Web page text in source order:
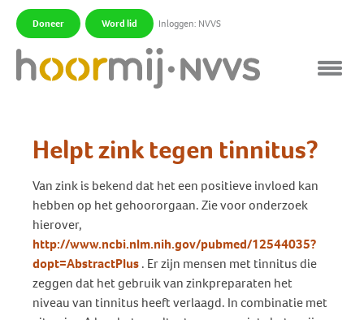
Doneer Word lid Inloggen: NVVS
Helpt zink tegen tinnitus?
Van zink is bekend dat het een positieve invloed kan
hebben op het gehoororgaan. Zie voor onderzoek
hierover,
http://www.ncbi.nlm.nih.gov/pubmed/12544035?
dopt=AbstractPlus. Er zijn mensen met tinnitus die
zeggen dat het gebruik van zinkpreparaten het
niveau van tinnitus heeft verlaagd. In combinatie met